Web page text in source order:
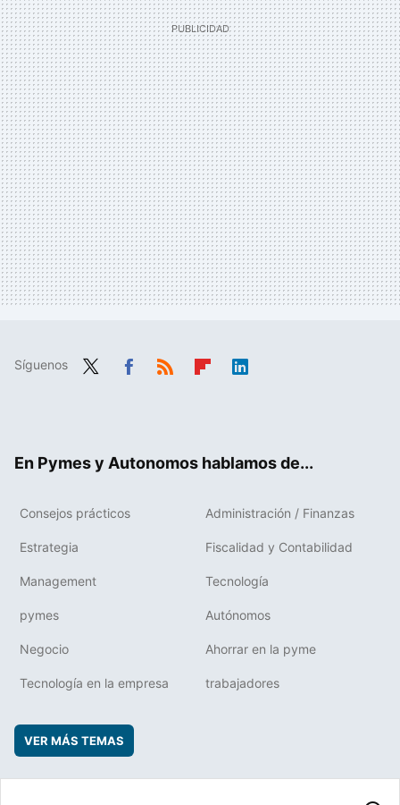
Síguenos
En Pymes y Autonomos hablamos de...
Consejos prácticos Administración / Finanzas
Estrategia Fiscalidad y Contabilidad
Management Tecnología
pymes Autónomos
Negocio Ahorrar en la pyme
Tecnología en la empresa trabajadores
VER MÁS TEMAS